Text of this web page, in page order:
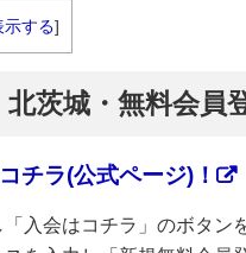
示する]
茨城・無料会員
チラ(公式ページ)！
入会はコチラ」のボタン